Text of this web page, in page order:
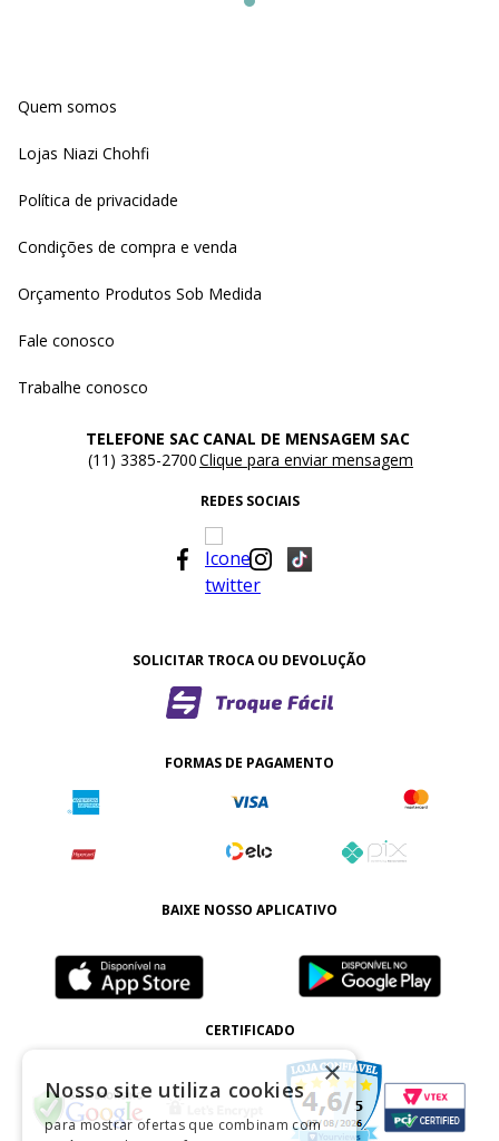
Quem somos
Lojas Niazi Chohfi
Política de privacidade
Condições de compra e venda
Orçamento Produtos Sob Medida
Fale conosco
Trabalhe conosco
TELEFONE SAC
(11) 3385-2700
CANAL DE MENSAGEM SAC
Clique para enviar mensagem
REDES SOCIAIS
SOLICITAR TROCA OU DEVOLUÇÃO
FORMAS DE PAGAMENTO
BAIXE NOSSO APLICATIVO
CERTIFICADO
×
Nosso site utiliza cookies
para mostrar ofertas que combinam com